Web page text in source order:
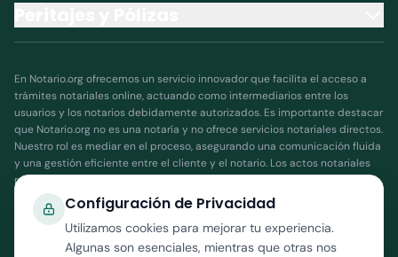
Configuración de Privacidad
Utilizamos cookies para mejorar tu experiencia.
Algunas son esenciales, mientras que otras nos
En Notario.org ofrecemos un servicio innovador que facilita el acceso a
trámites notariales online, actuando como intermediarios entre los
usuarios y los notarios debidamente autorizados. Es importante destacar
que Notario.org no es una notaría y no ofrece servicios notariales directos.
Nuestro rol es mediar en el proceso, asegurando una comunicación fluida
y una gestión eficiente entre el cliente y el notario. Los actos notariales
realizados a través de nuestra plataforma son ejecutados y validados
exclusivamente por notarios públicos autorizados, quienes son
responsables de garantizar la legalidad y validez de los documentos y
procesos. Notario.org no asume responsabilidad por la interpretación o
ejecución de actos notariales, ya que dicha responsabilidad recae en el